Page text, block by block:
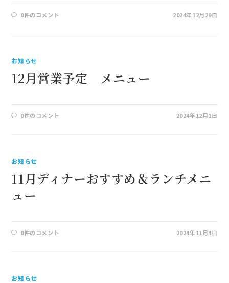
0件のコメント 2024年12月29日
お知らせ
12月営業予定 メニュー
0件のコメント 2024年12月1日
お知らせ
11月ディナーおすすめ＆ランチメニ
ュー
0件のコメント 2024年11月4日
お知らせ